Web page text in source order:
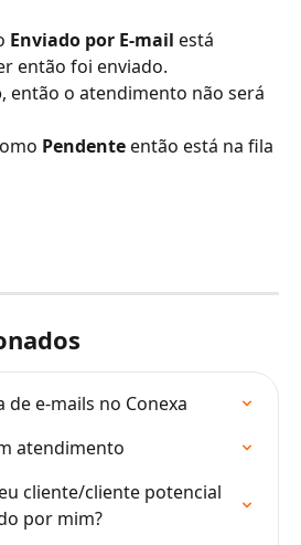
Enviado por E-mail está
então foi enviado.
, então o atendimento não será
Pendente então está na fila
de e-mails no Conexa
atendimento
cliente/cliente potencial
por mim?